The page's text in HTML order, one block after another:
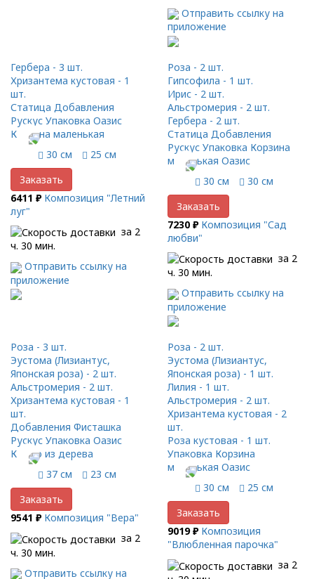
Отправить ссылку на
приложение
Гербера - 3 шт.
Хризантема кустовая - 1
шт.
Статица Добавления
Рускус Упаковка Оазис
Корзина маленькая
30 см
25 см
Заказать
6411 ₽ Композиция "Летний
луг"
за 2
ч. 30 мин.
Отправить ссылку на
приложение
Роза - 2 шт.
Гипсофила - 1 шт.
Ирис - 2 шт.
Альстромерия - 2 шт.
Гербера - 2 шт.
Статица Добавления
Рускус Упаковка Корзина
маленькая Оазис
30 см
30 см
Заказать
7230 ₽ Композиция "Сад
любви"
за 2
ч. 30 мин.
Отправить ссылку на
приложение
Роза - 3 шт.
Эустома (Лизиантус,
Японская роза) - 2 шт.
Альстромерия - 2 шт.
Хризантема кустовая - 1
шт.
Добавления Фисташка
Рускус Упаковка Оазис
Кашпо из дерева
37 см
23 см
Заказать
9541 ₽ Композиция "Вера"
за 2
ч. 30 мин.
Отправить ссылку на
Роза - 2 шт.
Эустома (Лизиантус,
Японская роза) - 1 шт.
Лилия - 1 шт.
Альстромерия - 2 шт.
Хризантема кустовая - 2
шт.
Роза кустовая - 1 шт.
Упаковка Корзина
маленькая Оазис
30 см
25 см
Заказать
9019 ₽ Композиция
"Влюбленная парочка"
за 2